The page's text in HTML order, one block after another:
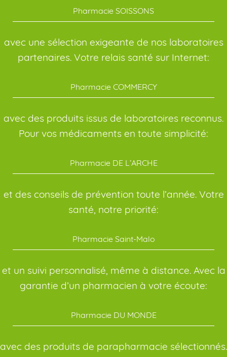
Pharmacie SOISSONS
avec une sélection exigeante de nos laboratoires
partenaires. Votre relais santé sur Internet:
Pharmacie COMMERCY
avec des produits issus de laboratoires reconnus.
Pour vos médicaments en toute simplicité:
Pharmacie DE L’ARCHE
et des conseils de prévention toute l’année. Votre
santé, notre priorité:
Pharmacie Saint-Malo
et un suivi personnalisé, même à distance. Avec la
garantie d’un pharmacien à votre écoute:
Pharmacie DU MONDE
avec des produits de parapharmacie sélectionnés.